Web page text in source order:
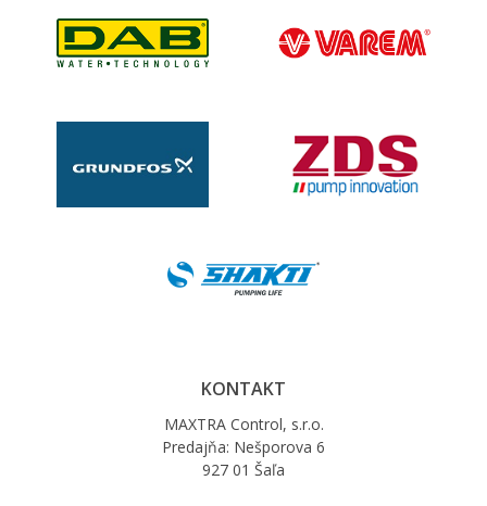
KONTAKT
MAXTRA Control, s.r.o.
Predajňa: Nešporova 6
927 01 Šaľa